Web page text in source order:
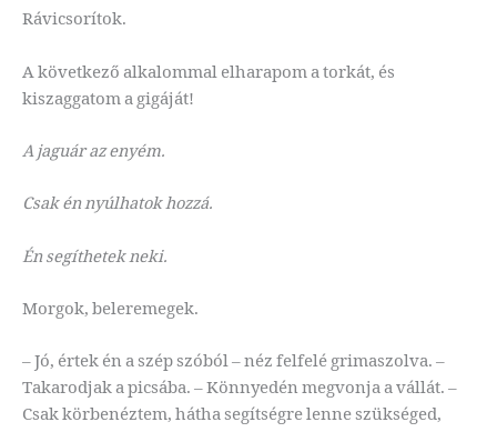
Rávicsorítok.
A következő alkalommal elharapom a torkát, és
kiszaggatom a gigáját!
A jaguár az enyém.
Csak én nyúlhatok hozzá.
Én segíthetek neki.
Morgok, beleremegek.
– Jó, értek én a szép szóból – néz felfelé grimaszolva. –
Takarodjak a picsába. – Könnyedén megvonja a vállát. –
Csak körbenéztem, hátha segítségre lenne szükséged,